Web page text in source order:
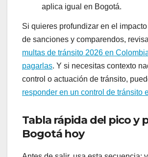
aplica igual en Bogotá.
Si quieres profundizar en el
de sanciones y comparendos,
multas de tránsito 2026 en
pagarlas. Y si necesitas contexto
control o actuación de tránsito,
responder en un control de tránsito
Tabla rápida del pico y
Bogotá hoy